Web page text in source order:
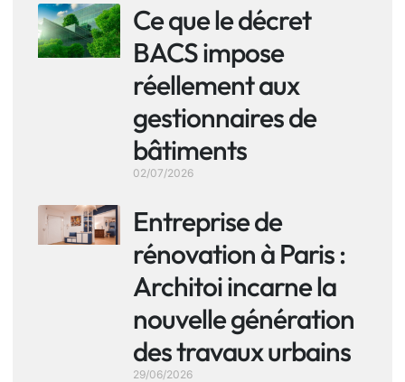
Ce que le décret
BACS impose
réellement aux
gestionnaires de
bâtiments
02/07/2026
Entreprise de
rénovation à Paris :
Architoi incarne la
nouvelle génération
des travaux urbains
29/06/2026